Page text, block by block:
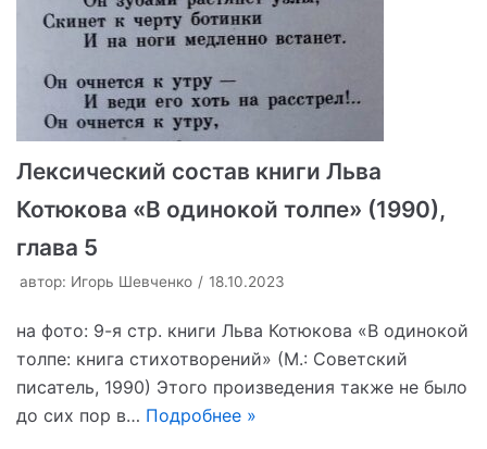
Лексический состав книги Льва
Котюкова «В одинокой толпе» (1990),
глава 5
автор: Игорь Шевченко 18.10.2023
на фото: 9-я стр. книги Льва Котюкова «В одинокой
толпе: книга стихотворений» (М.: Советский
писатель, 1990) Этого произведения также не было
до сих пор в… Подробнее »